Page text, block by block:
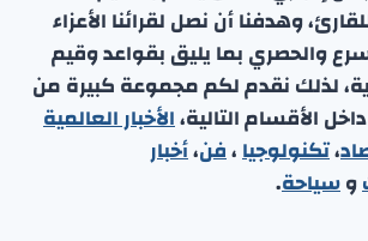
وهدفنا أن نصل لقرائنا الأعزاء
والحصري بما يليق بقواعد وقيم
لذلك نقدم لكم مجموعة كبيرة من
الأقسام التالية،الأخبار العالمية
،تكنولوجيا،فن،أخبار
وسياحة.